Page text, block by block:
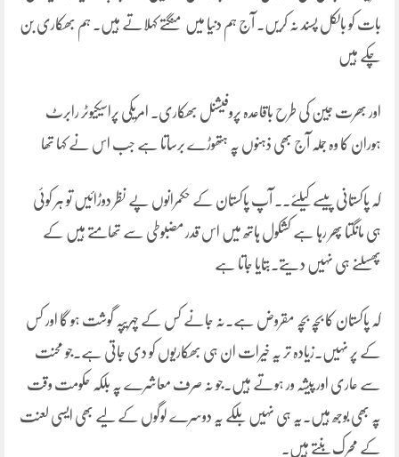
بات کو بالکل پسند نہ کریں۔ آج ہم دنیا میں منگتے کہلاتے ہیں۔ ہم بھکاری بن
چکے ہیں
اور بھرت جین کی طرح باقاعدہ پروفیشنل بھکاری۔ امریکی پراسیکیوٹر رابرٹ
ہوران کا وہ جملہ آج بھی ذہنوں پہ ہتھوڑے برساتا ہے جب اس نے کہا تھا
کہ پاکستانی پیسے کیلئے۔۔ آپ پاکستان کے حکمرانوں پے نظر دوڑائیں تو ہر کوئی
ہی مانگتا پھر رہا ہے کشکول ہاتھ میں اس قدر مضبوطی سے تھامتے ہیں کے
پھسلنے ہی نہیں دیتے۔بتایا جاتا ہے
کہ پاکستان کا بچہ بچہ مقروض ہے۔نہ جانے کس کے چہریپہ گوشت ہو گا اور کس
کے پر نہیں۔زیادہ تر یہ خیرات ان ہی بھکاریوں کو دی جاتی ہے۔جو محنت
سے عاری اور پیشہ ور ہوتے ہیں۔جو نہ صرف معاشرے پہ بلکہ حکومت وقت
پہ بھی بوجھ ہیں۔یہ ہی نہیں بلکے یہ دوسرے لوگوں کے لیے بھی ایسی لعنت
کے محرک بنتے ہیں۔